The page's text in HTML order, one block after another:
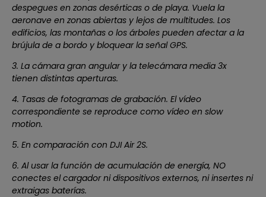
despegues en zonas desérticas o de playa. Vuela la
aeronave en zonas abiertas y lejos de multitudes. Los
edificios, las montañas o los árboles pueden afectar a la
brújula de a bordo y bloquear la señal GPS.
3. La cámara gran angular y la telecámara media 3x
tienen distintas aperturas.
4. Tasas de fotogramas de grabación. El vídeo
correspondiente se reproduce como vídeo en slow
motion.
5. En comparación con DJI Air 2S.
6. Al usar la función de acumulación de energía, NO
conectes el cargador ni dispositivos externos, ni insertes ni
extraigas baterías.